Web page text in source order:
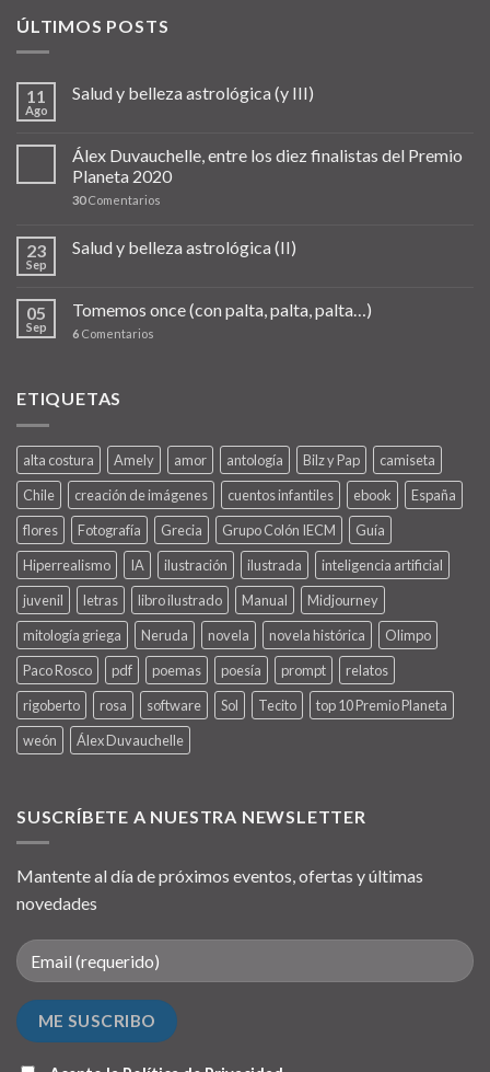
ÚLTIMOS POSTS
11
Ago
Salud y belleza astrológica (y III)
Álex Duvauchelle, entre los diez finalistas del Premio
Planeta 2020
30Comentarios
23
Sep
Salud y belleza astrológica (II)
05
Sep
Tomemos once (con palta, palta, palta…)
6 Comentarios
ETIQUETAS
alta costura Amely amor antología Bilz y Pap
camiseta
Chile
creación de imágenes cuentos infantiles ebook
España
flores
Fotografía Grecia Grupo Colón IECM
Guía
Hiperrealismo
IA ilustración ilustrada
inteligencia artificial
juvenil
letras libro ilustrado Manual
Midjourney
mitología griega
Neruda novela novela histórica
Olimpo
Paco Rosco
pdf poemas poesía prompt
relatos
rigoberto
rosa software Sol Tecito
top 10 Premio Planeta
weón
Álex Duvauchelle
SUSCRÍBETE A NUESTRA NEWSLETTER
Mantente al día de próximos eventos, ofertas y últimas
novedades